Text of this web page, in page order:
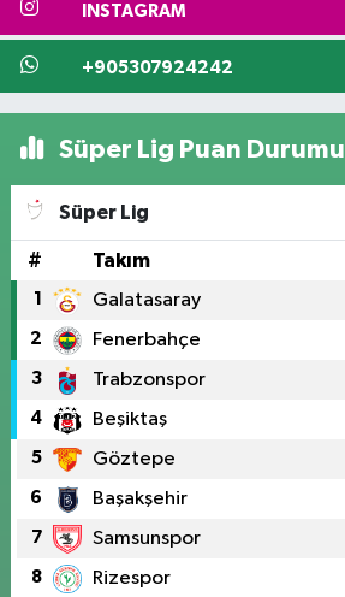
INSTAGRAM
+905307924242
Süper Lig Puan Durumu
Süper Lig
# Takım
1 Galatasaray
2 Fenerbahçe
3 Trabzonspor
4 Beşiktaş
5 Göztepe
6 Başakşehir
7 Samsunspor
8 Rizespor